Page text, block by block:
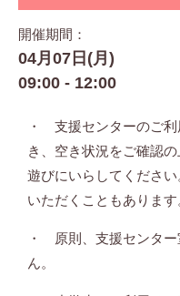
開催期間：
04月07日(月)
09:00 - 12:00
・ 支援センターのご
き、空き状況をご確認の
遊びにいらしてくださ
いただくこともあります
・ 原則、支援センタ
ん。